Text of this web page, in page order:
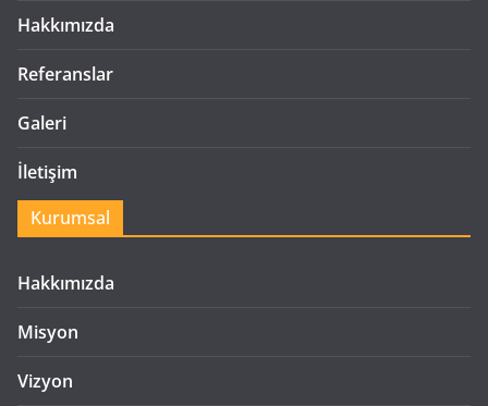
Hakkımızda
Referanslar
Galeri
İletişim
Kurumsal
Hakkımızda
Misyon
Vizyon